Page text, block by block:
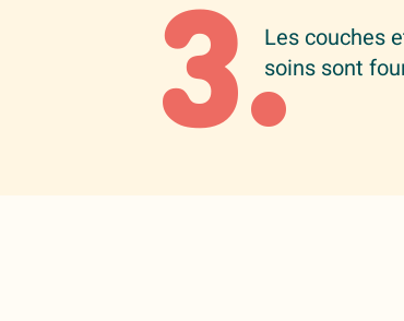
3.Les couches
soins sont